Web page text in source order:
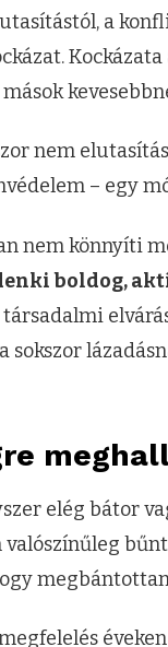
a
nem
– egy
nem könnyíti
boldog,
sokszor
elég bátor
valószínűleg